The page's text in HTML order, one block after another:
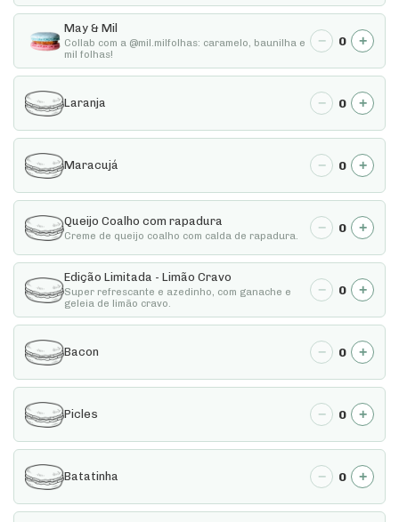
May & Mil
Collab com a @mil.milfolhas: caramelo, baunilha e
mil folhas!
− 0 +
Laranja − 0 +
Maracujá − 0 +
Queijo Coalho com rapadura
Creme de queijo coalho com calda de rapadura.
− 0 +
Edição Limitada - Limão Cravo
Super refrescante e azedinho, com ganache e
geleia de limão cravo.
− 0 +
Bacon − 0 +
Picles − 0 +
Batatinha − 0 +